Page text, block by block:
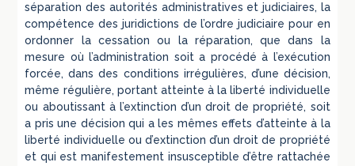
séparation des autorités administratives et judiciaires, la
compétence des juridictions de l’ordre judiciaire pour en
ordonner la cessation ou la réparation, que dans la
mesure où l’administration soit a procédé à l’exécution
forcée, dans des conditions irrégulières, d’une décision,
même régulière, portant atteinte à la liberté individuelle
ou aboutissant à l’extinction d’un droit de propriété, soit
a pris une décision qui a les mêmes effets d’atteinte à la
liberté individuelle ou d’extinction d’un droit de propriété
et qui est manifestement insusceptible d’être rattachée